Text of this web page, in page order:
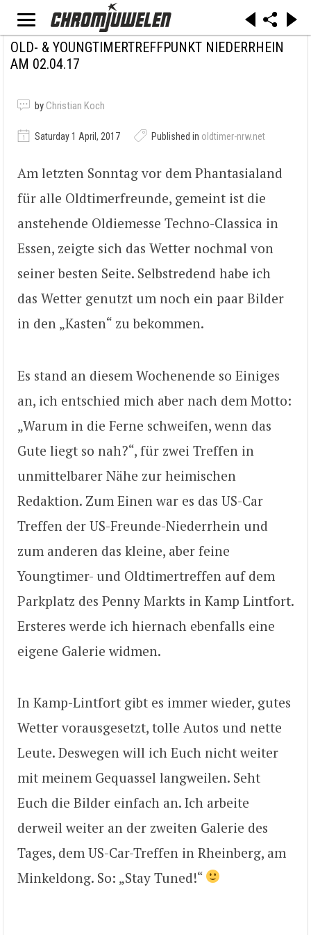
OLD- & YOUNGTIMERTREFFPUNKT NIEDERRHEIN
AM 02.04.17
by Christian Koch
Saturday 1 April, 2017 Published in oldtimer-nrw.net
Am letzten Sonntag vor dem Phantasialand
für alle Oldtimerfreunde, gemeint ist die
anstehende Oldiemesse Techno-Classica in
Essen, zeigte sich das Wetter nochmal von
seiner besten Seite. Selbstredend habe ich
das Wetter genutzt um noch ein paar Bilder
in den „Kasten“ zu bekommen.
Es stand an diesem Wochenende so Einiges
an, ich entschied mich aber nach dem Motto:
„Warum in die Ferne schweifen, wenn das
Gute liegt so nah?“, für zwei Treffen in
unmittelbarer Nähe zur heimischen
Redaktion. Zum Einen war es das US-Car
Treffen der US-Freunde-Niederrhein und
zum anderen das kleine, aber feine
Youngtimer- und Oldtimertreffen auf dem
Parkplatz des Penny Markts in Kamp Lintfort.
Ersteres werde ich hiernach ebenfalls eine
eigene Galerie widmen.
In Kamp-Lintfort gibt es immer wieder, gutes
Wetter vorausgesetzt, tolle Autos und nette
Leute. Deswegen will ich Euch nicht weiter
mit meinem Gequassel langweilen. Seht
Euch die Bilder einfach an. Ich arbeite
derweil weiter an der zweiten Galerie des
Tages, dem US-Car-Treffen in Rheinberg, am
Minkeldong. So: „Stay Tuned!“